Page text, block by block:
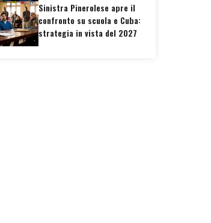
Sinistra Pinerolese apre il
confronto su scuola e Cuba:
strategia in vista del 2027